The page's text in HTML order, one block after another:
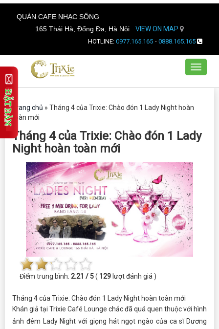
QUÁN CAFE NHẠC SỐNG
165 Thái Hà, Đống Đa, Hà Nội
VIEW ON MAP
HOTLINE: 0977.165.165 - 0888.165.165
Toggle
Trang chủ » Tháng 4 của Trixie: Chào đón 1 Lady Night hoàn
toàn mới
Tháng 4 của Trixie: Chào đón 1 Lady
Night hoàn toàn mới
Điểm trung bình: 2.21 / 5( 129 lượt đánh giá )
Tháng 4 của Trixie: Chào đón 1 Lady Night hoàn toàn mới
Khán giả tại Trixie Café Lounge chắc đã quá quen thuộc với hình
ảnh đêm Lady Night với giọng hát ngọt ngào của ca sĩ Dương